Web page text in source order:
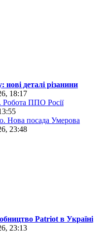
деталі різанини
18:17
Робота ППО Росії
Нова посада Умерова
23:48
Patriot в Україні
23:13